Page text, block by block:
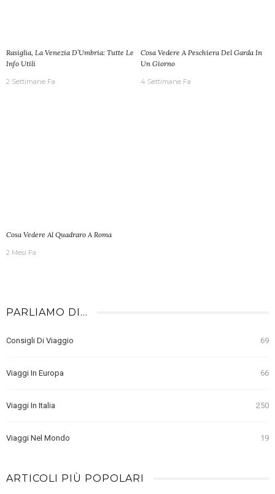
Rasiglia, La Venezia D’Umbria: Tutte Le
Info Utili
2 Settimane Fa
Cosa Vedere A Peschiera Del Garda In
Un Giorno
4 Settimane Fa
Cosa Vedere Al Quadraro A Roma
2 Mesi Fa
PARLIAMO DI…
Consigli Di Viaggio 69
Viaggi In Europa 66
Viaggi In Italia 250
Viaggi Nel Mondo 19
ARTICOLI PIÙ POPOLARI